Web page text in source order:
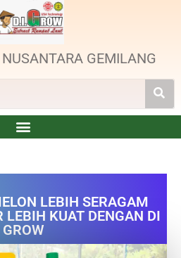
GEMILANG
LEBIH SERAGAM
LEBIH KUAT DENGAN DI
GROW